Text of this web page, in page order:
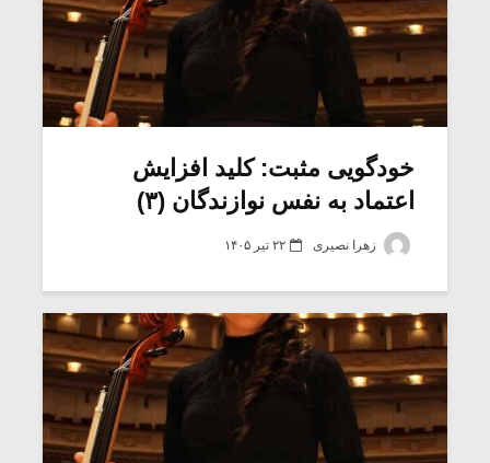
خودگویی مثبت: کلید افزایش
اعتماد به نفس نوازندگان (۳)
زهرا نصیری ۲۲ تیر ۱۴۰۵
میکلوش روژا موریس ژار